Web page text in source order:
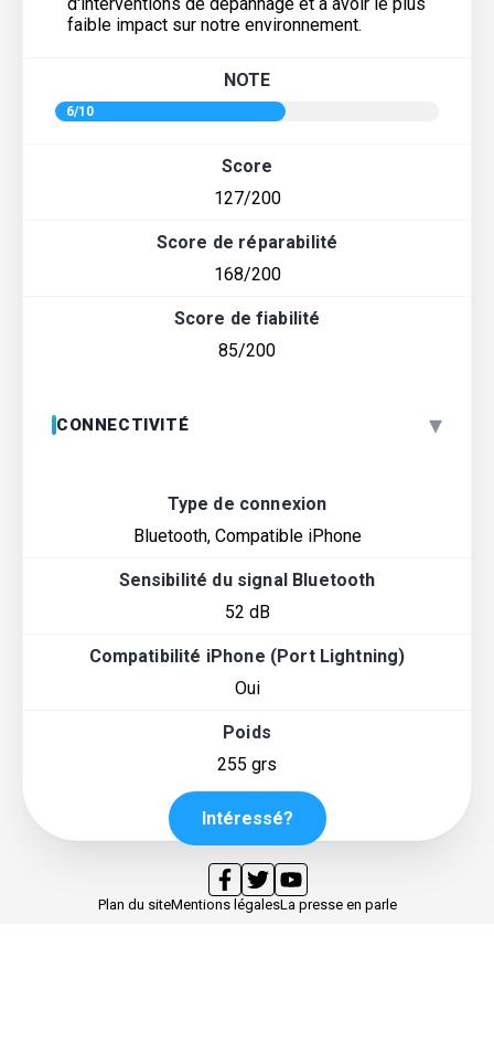
faible impact sur notre environnement.
NOTE
6/10
Score
127/200
Score de réparabilité
168/200
Score de fiabilité
85/200
CONNECTIVITÉ ▾
Type de connexion
Bluetooth, Compatible iPhone
Sensibilité du signal Bluetooth
52 dB
Compatibilité iPhone (Port Lightning)
Oui
Poids
255 grs
Intéressé?
Plan du siteMentions légalesLa presse en parle